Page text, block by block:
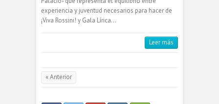
experiencia y juventud necesarios para hacer de
¡Viva Rossini! y Gala Lírica…
Leer más
« Anterior